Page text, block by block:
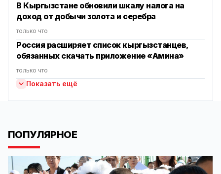
В Кыргызстане обновили шкалу налога на
доход от добычи золота и серебра
только что
Россия расширяет список кыргызстанцев,
обязанных скачать приложение «Амина»
только что
Показать ещё
ПОПУЛЯРНОЕ